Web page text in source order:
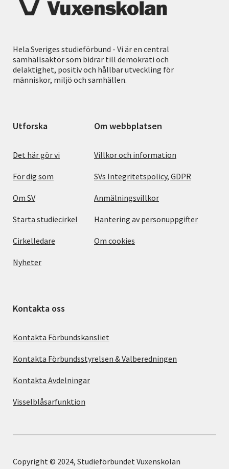
Hela Sveriges studieförbund - Vi är en central
samhällsaktör som bidrar till demokrati och
delaktighet, positiv och hållbar utveckling för
människor, miljö och samhällen.
Utforska
Det här gör vi
För dig som
Om SV
Starta studiecirkel
Cirkelledare
Nyheter
Om webbplatsen
Villkor och information
SVs Integritetspolicy, GDPR
Anmälningsvillkor
Hantering av personuppgifter
Om cookies
Kontakta oss
Kontakta Förbundskansliet
Kontakta Förbundsstyrelsen & Valberedningen
Kontakta Avdelningar
Visselblåsarfunktion
Copyright © 2024, Studieförbundet Vuxenskolan